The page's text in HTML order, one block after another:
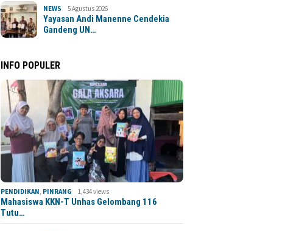
NEWS 5 Agustus 2026
Yayasan Andi Manenne Cendekia
Gandeng UN…
INFO POPULER
PENDIDIKAN, PINRANG 1,434 views
Mahasiswa KKN-T Unhas Gelombang 116
Tutu…